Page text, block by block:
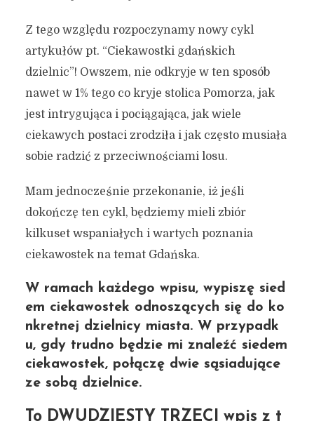
Z tego względu rozpoczynamy nowy cykl
artykułów pt. “Ciekawostki gdańskich
dzielnic”! Owszem, nie odkryje w ten sposób
nawet w 1% tego co kryje stolica Pomorza, jak
jest intrygująca i pociągająca, jak wiele
ciekawych postaci zrodziła i jak często musiała
sobie radzić z przeciwnościami losu.
Mam jednocześnie przekonanie, iż jeśli
dokończę ten cykl, będziemy mieli zbiór
kilkuset wspaniałych i wartych poznania
ciekawostek na temat Gdańska.
W ramach każdego wpisu, wypiszę sied
em ciekawostek odnoszących się do ko
nkretnej dzielnicy miasta. W przypadk
u, gdy trudno będzie mi znaleźć siedem
ciekawostek, połączę dwie sąsiadujące
ze sobą dzielnice.
To DWUDZIESTY TRZECI wpis z t